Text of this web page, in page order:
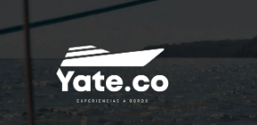
Saltar al contenido